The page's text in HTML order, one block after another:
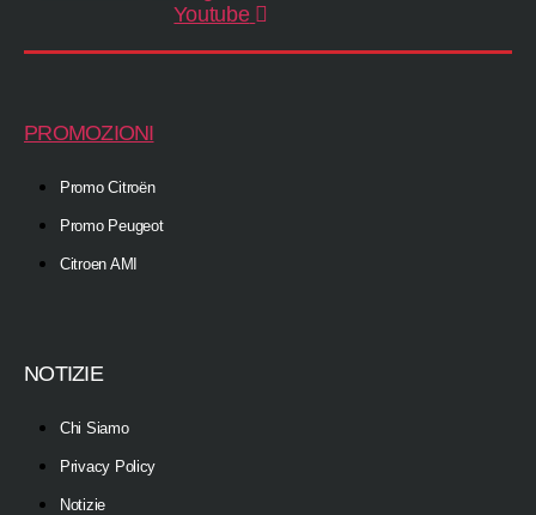
Youtube
PROMOZIONI
Promo Citroën
Promo Peugeot
Citroen AMI
NOTIZIE
Chi Siamo
Privacy Policy
Notizie